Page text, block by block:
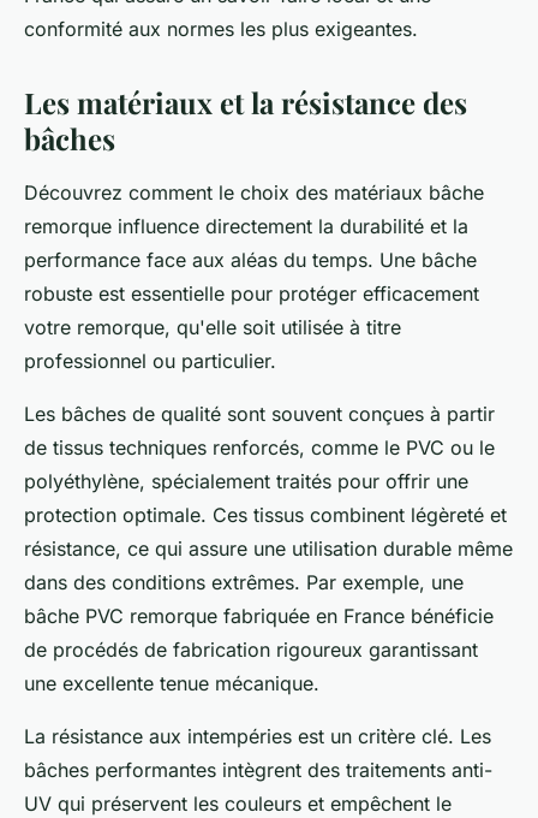
conformité aux normes les plus exigeantes.
Les matériaux et la résistance des
bâches
Découvrez comment le choix des matériaux bâche
remorque influence directement la durabilité et la
performance face aux aléas du temps. Une bâche
robuste est essentielle pour protéger efficacement
votre remorque, qu'elle soit utilisée à titre
professionnel ou particulier.
Les bâches de qualité sont souvent conçues à partir
de tissus techniques renforcés, comme le PVC ou le
polyéthylène, spécialement traités pour offrir une
protection optimale. Ces tissus combinent légèreté et
résistance, ce qui assure une utilisation durable même
dans des conditions extrêmes. Par exemple, une
bâche PVC remorque fabriquée en France bénéficie
de procédés de fabrication rigoureux garantissant
une excellente tenue mécanique.
La résistance aux intempéries est un critère clé. Les
bâches performantes intègrent des traitements anti-
UV qui préservent les couleurs et empêchent le